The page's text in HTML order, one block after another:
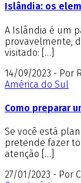
Islândia: os
A Islândia é um
provavelmente,
visitado: […]
14/09/2023 - Por
América do Sul
Como preparar
Se você está
pretende fazer
atenção […]
27/01/2023 - Por